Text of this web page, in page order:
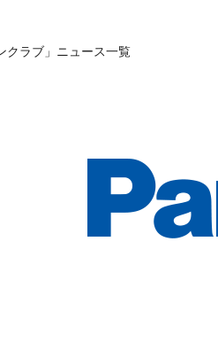
クラブ」ニュース一覧